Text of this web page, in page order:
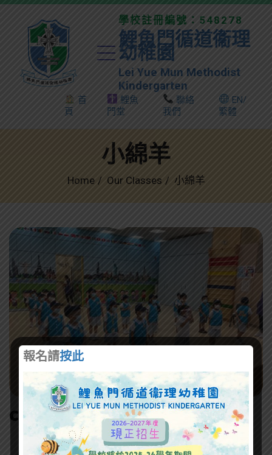
學校註冊編號：548278
鯉魚門循道衞理
幼稚園
Lei Yue Mun Methodist
Kindergarten
首
頁
鯉魚
門堂
聯絡
我們
EN/
繁體
小綿羊
Home Our Classes 小綿羊
Class Details
循道衞理聯合教會鯉魚門堂望主辦
報名請按此